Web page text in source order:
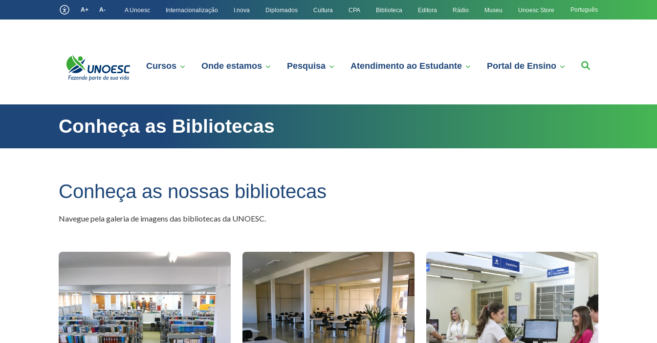
A+ A- A Unoesc Internacionalização I.nova Diplomados Cultura CPA Biblioteca Editora Rádio Museu Unoesc Store Português
Cursos Onde estamos Pesquisa Atendimento ao Estudante Portal de Ensino
Conheça as Bibliotecas
Conheça as nossas bibliotecas
Navegue pela galeria de imagens das bibliotecas da UNOESC.